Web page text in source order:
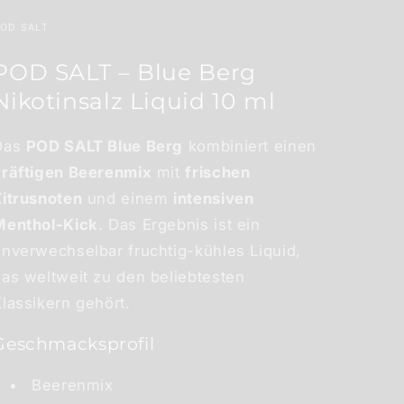
SALT
SALT – Blue Berg
Liquid 10 ml
POD SALT Blue Berg kombiniert einen
Beerenmix mit frischen
und einem
intensiven
Kick . Das Ergebnis ist ein
fruchtig-kühles Liquid,
weltweit zu den beliebtesten
gehört.
Beerenmix